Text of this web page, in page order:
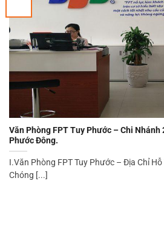
Văn Phòng FPT Tuy Phước – Chi Nhánh
Phước Đông.
I.Văn Phòng FPT Tuy Phước – Địa Chỉ
Chóng [...]